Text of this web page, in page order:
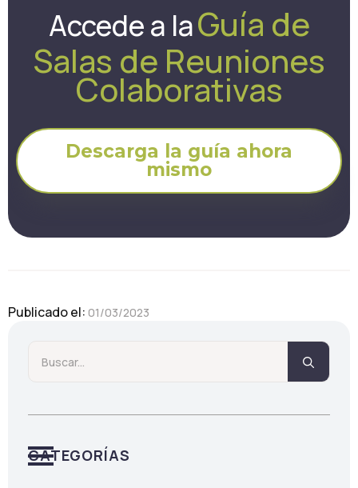
Accede a laGuía de
Salas de Reuniones
Colaborativas
Descarga la guía ahora
mismo
Publicado el: 01/03/2023
CATEGORÍAS